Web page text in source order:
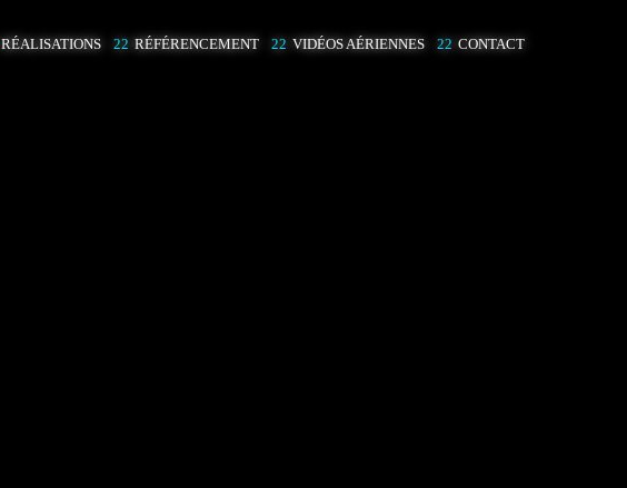
RÉALISATIONS RÉFÉRENCEMENT VIDÉOS AÉRIENNES CONTACT